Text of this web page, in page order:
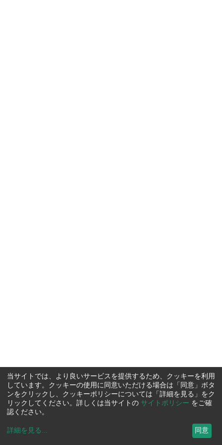
当サイトでは、より良いサービスを提供するため、クッキーを利用
しています。クッキーの使用に同意いただける場合は「同意」ボタ
ンをクリックし、クッキーポリシーについては「詳細を見る」をク
リックしてください。詳しくは当サイトの サイトポリシー をご確
認ください。
詳細を見る ... 同意